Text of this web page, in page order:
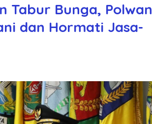
Tabur Bunga, Polwan
dan Hormati Jasa-